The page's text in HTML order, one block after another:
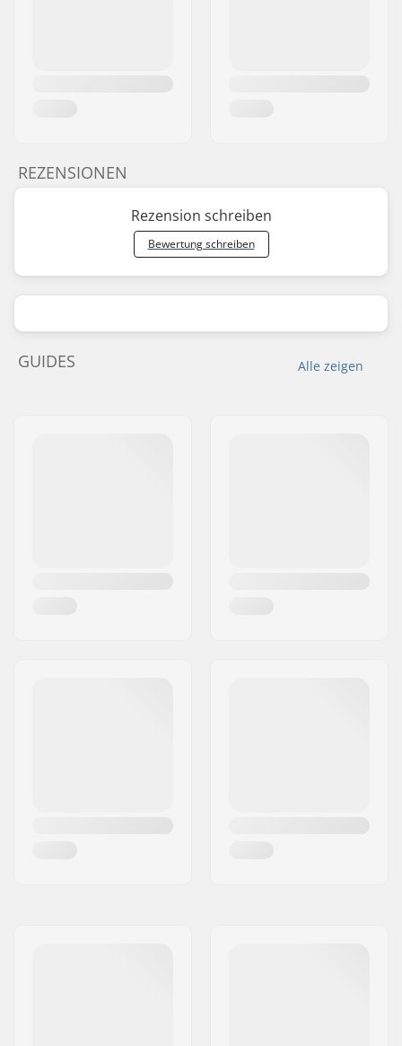
REZENSIONEN
Rezension schreiben
Bewertung schreiben
Alle zeigen
GUIDES